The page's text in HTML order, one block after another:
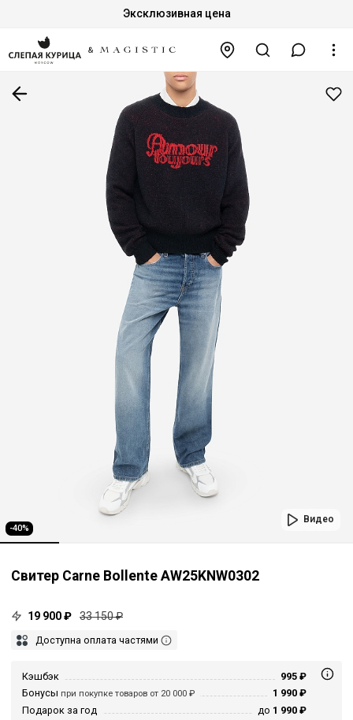
Эксклюзивная цена
-40%
Видео
Свитер Carne Bollente AW25KNW0302
19 900 ₽ 33 150 ₽
Доступна оплата частями
Кэшбэк
995 ₽
Бонусы при покупке товаров от 20 000 ₽
1 990 ₽
Подарок за год
до 1 990 ₽